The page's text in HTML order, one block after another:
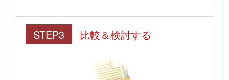
STEP3 比較＆検討する